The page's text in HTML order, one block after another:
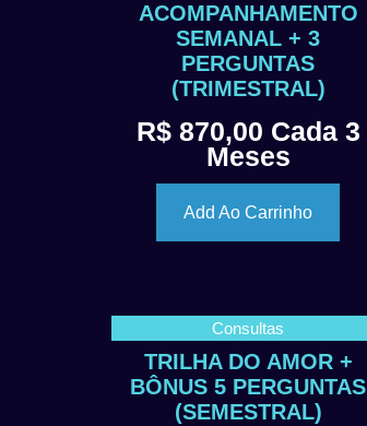
ACOMPANHAMENTO
SEMANAL + 3
PERGUNTAS
(TRIMESTRAL)
R$870,00 Cada 3
Meses
Add Ao Carrinho
Consultas
TRILHA DO AMOR +
BÔNUS 5 PERGUNTAS
(SEMESTRAL)